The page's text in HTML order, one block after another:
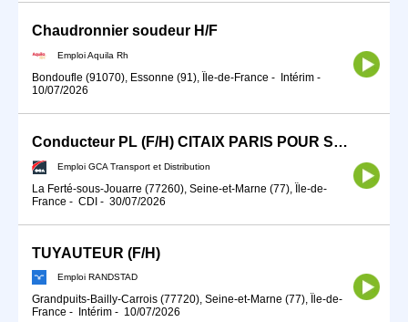
Chaudronnier soudeur H/F
Emploi Aquila Rh
Bondoufle (91070), Essonne (91), Île-de-France - Intérim -
10/07/2026
Conducteur PL (F/H) CITAIX PARIS POUR SEPTEMBRE 2026
Emploi GCA Transport et Distribution
La Ferté-sous-Jouarre (77260), Seine-et-Marne (77), Île-de-
France - CDI - 30/07/2026
TUYAUTEUR (F/H)
Emploi RANDSTAD
Grandpuits-Bailly-Carrois (77720), Seine-et-Marne (77), Île-de-
France - Intérim - 10/07/2026